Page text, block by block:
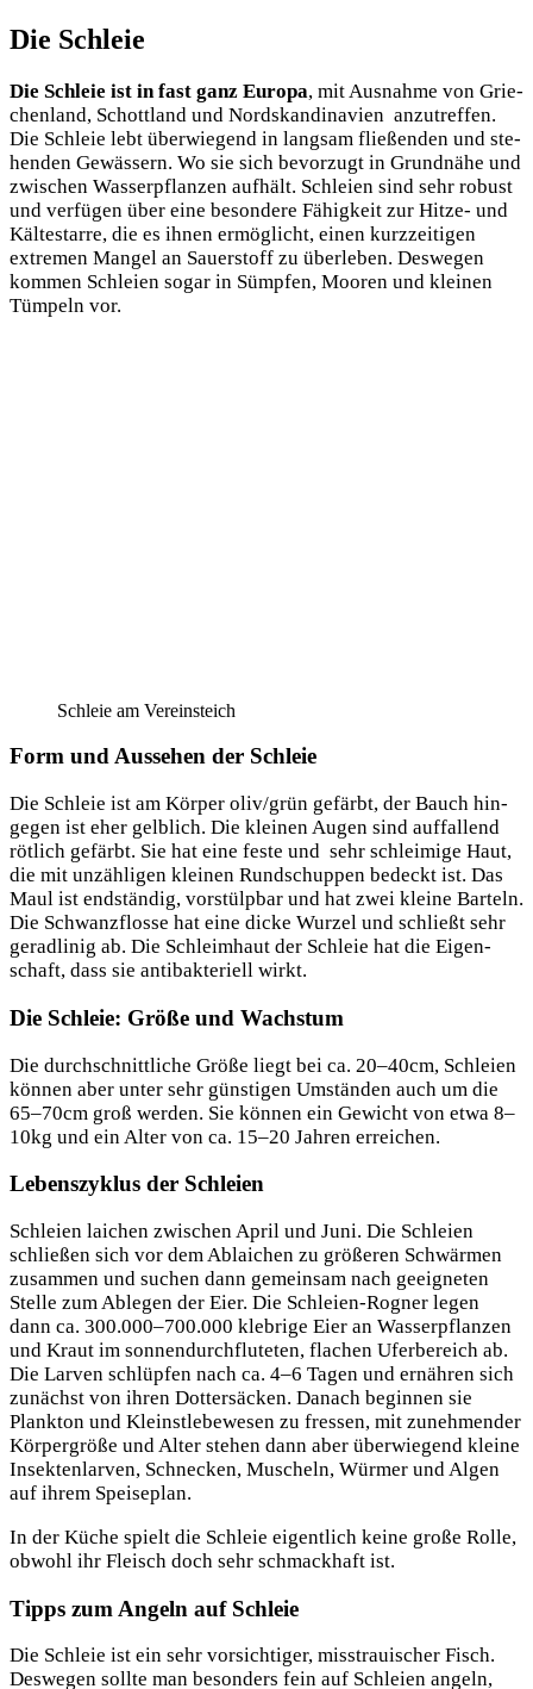
Die Schleie
Die Schleie ist in fast ganz Euro­pa, mit Aus­nah­me von Grie­
chen­land, Schott­land und Nord­skan­di­na­vi­en anzu­tref­fen.
Die Schleie lebt über­wie­gend in lang­sam flie­ßen­den und ste­
hen­den Gewäs­sern. Wo sie sich bevor­zugt in Grund­nä­he und
zwi­schen Was­ser­pflan­zen auf­hält. Schlei­en sind sehr robust
und ver­fü­gen über eine beson­de­re Fähig­keit zur Hit­ze- und
Käl­te­star­re, die es ihnen ermög­licht, einen kurz­zei­ti­gen
extre­men Man­gel an Sau­er­stoff zu über­le­ben. Des­we­gen
kom­men Schlei­en sogar in Sümp­fen, Moo­ren und klei­nen
Tüm­peln vor.
Schleie am Vereinsteich
Form und Aussehen der Schleie
Die Schleie ist am Kör­per oliv/grün gefärbt, der Bauch hin­
ge­gen ist eher gelb­lich. Die klei­nen Augen sind auf­fal­lend
röt­lich gefärbt. Sie hat eine fes­te und sehr schlei­mi­ge Haut,
die mit unzäh­li­gen klei­nen Rund­schup­pen bedeckt ist. Das
Maul ist end­stän­dig, vor­stülp­bar und hat zwei klei­ne Barteln.
Die Schwanz­flos­se hat eine dicke Wur­zel und schließt sehr
gerad­li­nig ab. Die Schleim­haut der Schleie hat die Eigen­
schaft, dass sie anti­bak­te­ri­ell wirkt.
Die Schleie: Größe und Wachstum
Die durch­schnitt­li­che Grö­ße liegt bei ca. 20–40cm, Schlei­en
kön­nen aber unter sehr güns­ti­gen Umstän­den auch um die
65–70cm groß wer­den. Sie kön­nen ein Gewicht von etwa 8–
10kg und ein Alter von ca. 15–20 Jah­ren erreichen.
Lebenszyklus der Schleien
Schlei­en lai­chen zwi­schen April und Juni. Die Schlei­en
schlie­ßen sich vor dem Ablai­chen zu grö­ße­ren Schwär­men
zusam­men und suchen dann gemein­sam nach geeig­ne­ten
Stel­le zum Able­gen der Eier. Die Schlei­en-Rogner legen
dann ca. 300.000–700.000 kleb­ri­ge Eier an Was­ser­pflan­zen
und Kraut im son­nen­durch­flu­te­ten, fla­chen Ufer­be­reich ab.
Die Lar­ven schlüp­fen nach ca. 4–6 Tagen und ernäh­ren sich
zunächst von ihren Dot­ter­sä­cken. Danach begin­nen sie
Plank­ton und Kleinst­le­be­we­sen zu fres­sen, mit zuneh­men­der
Kör­per­grö­ße und Alter ste­hen dann aber über­wie­gend klei­ne
Insek­ten­lar­ven, Schne­cken, Muscheln, Wür­mer und Algen
auf ihrem Speiseplan.
In der Küche spielt die Schleie eigent­lich kei­ne gro­ße Rol­le,
obwohl ihr Fleisch doch sehr schmack­haft ist.
Tipps zum Angeln auf Schleie
Die Schleie ist ein sehr vor­sich­ti­ger, miss­traui­scher Fisch.
Des­we­gen soll­te man beson­ders fein auf Schlei­en angeln,